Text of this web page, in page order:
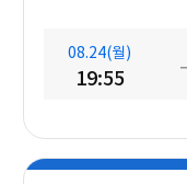
08.24(월)
19:55